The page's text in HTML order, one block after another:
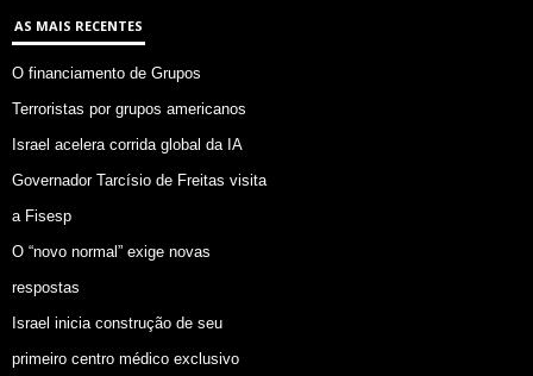
AS MAIS RECENTES
O financiamento de Grupos
Terroristas por grupos americanos
Israel acelera corrida global da IA
Governador Tarcísio de Freitas visita
a Fisesp
O “novo normal” exige novas
respostas
Israel inicia construção de seu
primeiro centro médico exclusivo